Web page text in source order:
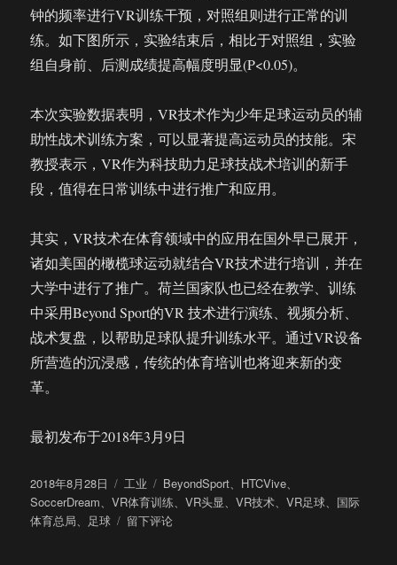
钟的频率进行VR训练干预，对照组则进行正常的训
练。如下图所示，实验结束后，相比于对照组，实验
组自身前、后测成绩提高幅度明显(P<0.05)。
本次实验数据表明，VR技术作为少年足球运动员的辅
助性战术训练方案，可以显著提高运动员的技能。宋
教授表示，VR作为科技助力足球技战术培训的新手
段，值得在日常训练中进行推广和应用。
其实，VR技术在体育领域中的应用在国外早已展开，
诸如美国的橄榄球运动就结合VR技术进行培训，并在
大学中进行了推广。荷兰国家队也已经在教学、训练
中采用Beyond Sport的VR 技术进行演练、视频分析、
战术复盘，以帮助足球队提升训练水平。通过VR设备
所营造的沉浸感，传统的体育培训也将迎来新的变
革。
最初发布于2018年3月9日
发
布
于
2018年8月28日
分
类
工业
标
签
BeyondSport、 HTCVive、
SoccerDream、VR体育训练、VR头显、VR技术、VR足球、 国际
体育总局、 足球
于
留下评论